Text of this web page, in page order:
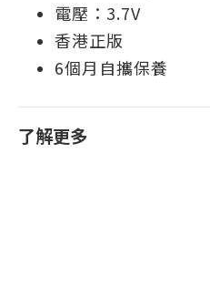
電壓：3.7V
香港正版
6個月自攜保養
了解更多